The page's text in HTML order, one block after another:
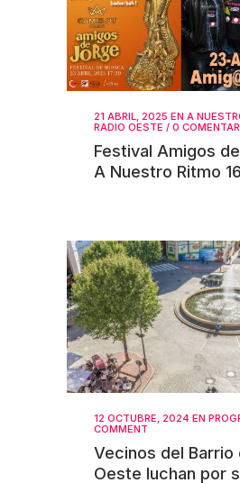
21 ABRIL, 2025 EN A
RADIO OESTE / 0
Festival Amigos
A Nuestro Ritmo
12 OCTUBRE, 2024 EN
COMMENT
Vecinos del Barrio
Oeste luchan por